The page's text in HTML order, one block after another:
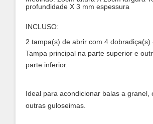
profundidade X 3 mm espessura
INCLUSO:
2 tampa(s) de abrir com 4 dobradiça(s)
Tampa principal na parte superior e
parte inferior.
Ideal para acondicionar balas a granel,
outras guloseimas.